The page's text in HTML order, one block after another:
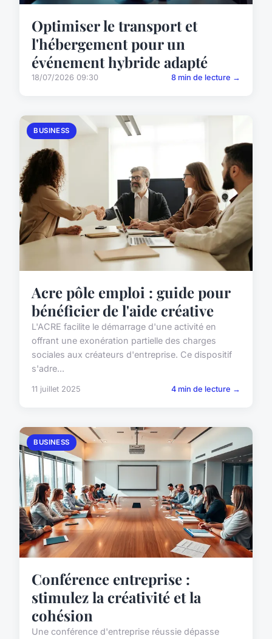
Optimiser le transport et
l'hébergement pour un
événement hybride adapté
18/07/2026 09:30 8 min de lecture →
BUSINESS
Acre pôle emploi : guide pour
bénéficier de l'aide créative
L'ACRE facilite le démarrage d'une activité en
offrant une exonération partielle des charges
sociales aux créateurs d'entreprise. Ce dispositif
s'adre...
11 juillet 2025 4 min de lecture →
BUSINESS
Conférence entreprise :
stimulez la créativité et la
cohésion
Une conférence d'entreprise réussie dépasse